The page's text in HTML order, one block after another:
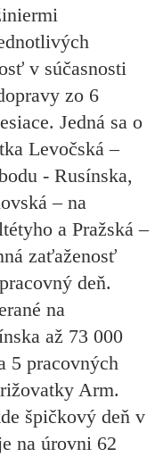
v súčasnosti
zo 6
Jedná sa o
Levočská –
- Rusínska,
– na
a Pražská –
zaťaženosť
deň.
na
až 73 000
5 pracovných
Arm.
špičkový deň v
na úrovni 62